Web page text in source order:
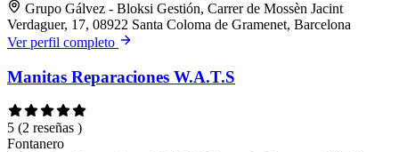
Grupo Gálvez - Bloksi Gestión, Carrer de Mossèn Jacint
Verdaguer, 17, 08922 Santa Coloma de Gramenet, Barcelona
Ver perfil completo
Manitas Reparaciones W.A.T.S
5 (2 reseñas )
Fontanero